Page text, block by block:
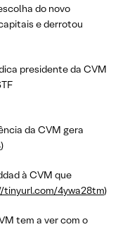
do novo
e derrotou
presidente da CVM
da CVM gera
)
à CVM que
tinyurl.com/4ywa28tm)
tem a ver com o